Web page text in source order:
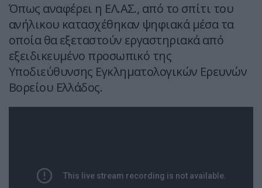
Όπως αναφέρει η ΕΛ.ΑΣ., από το σπίτι του
ανήλικου κατασχέθηκαν ψηφιακά μέσα τα
οποία θα εξεταστούν εργαστηριακά από
εξειδικευμένο προσωπικό της
Υποδιεύθυνσης Εγκληματολογικών Ερευνών
Βορείου Ελλάδος.